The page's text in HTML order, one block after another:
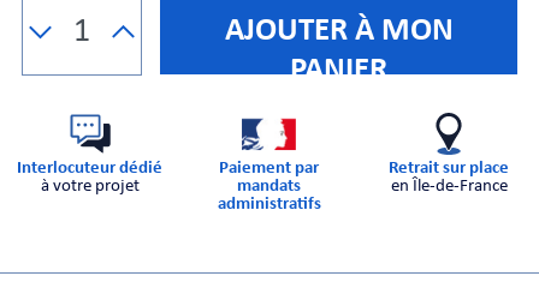
AJOUTER À MON
PANIER
Interlocuteur dédié
à votre projet
Paiement par
mandats
administratifs
Retrait sur place
en Île-de-France